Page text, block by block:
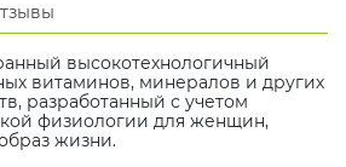
высокотехнологичный
витаминов, минералов и других
разработанный с учетом
физиологии для женщин,
жизни.